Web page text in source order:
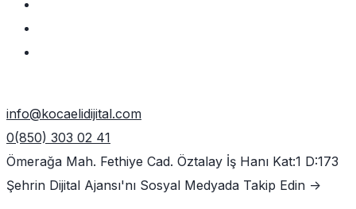
info@kocaelidijital.com
0(850) 303 02 41
Ömerağa Mah. Fethiye Cad. Öztalay İş Hanı Kat:1 D:173
Şehrin Dijital Ajansı'nı Sosyal Medyada Takip Edin ->